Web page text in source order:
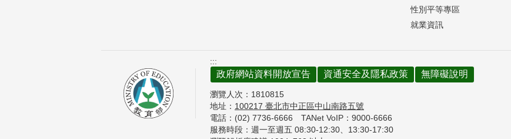
性別平等專區
就業資訊
:::
政府網站資料開放宣告 資通安全及隱私政策 無障礙說明
瀏覽人次： 1810815
地址： 100217 臺北市中正區中山南路五號
電話：(02) 7736-6666 TANet VoIP：9000-6666
服務時段：週一至週五 08:30-12:30、 13:30-17:30